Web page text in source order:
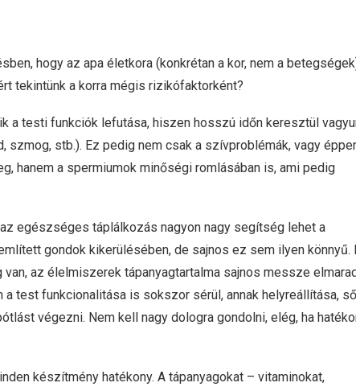
hogy az apa életkora (konkrétan a kor, nem a
tekintünk a korra mégis rizikófaktorként?
a testi funkciók lefutása, hiszen hosszú időn keresztül
stb.). Ez pedig nem csak a szívproblémák, vagy
hanem a spermiumok minőségi romlásában is, ami pedig
egészséges táplálkozás nagyon nagy segítség lehet a
gondok kikerülésében, de sajnos ez sem ilyen könnyű.
az élelmiszerek tápanyagtartalma sajnos messze
test funkcionalitása is sokszor sérül, annak helyreállítása,
végezni. Nem kell nagy dologra gondolni, elég, ha
készítmény hatékony. A tápanyagokat – vitaminokat,